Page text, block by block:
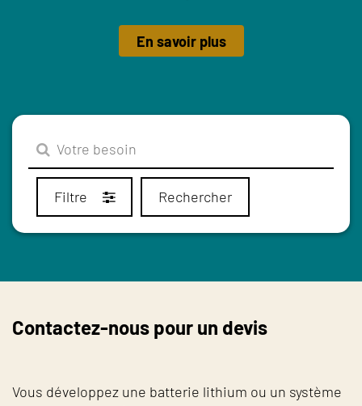
En savoir plus
Filtre Rechercher
Contactez-nous pour un devis
Vous développez une batterie lithium ou un système